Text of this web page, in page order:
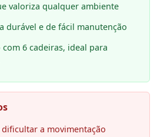
valoriza qualquer ambiente
durável e de fácil manutenção
6 cadeiras, ideal para
a movimentação